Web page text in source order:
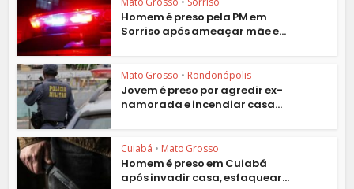
Homem é preso pela PM em
Sorriso após ameaçar mãe e...
Mato Grosso • Rondonópolis
Jovem é preso por agredir ex-
namorada e incendiar casa...
Cuiabá • Mato Grosso
Homem é preso em Cuiabá
após invadir casa, esfaquear...